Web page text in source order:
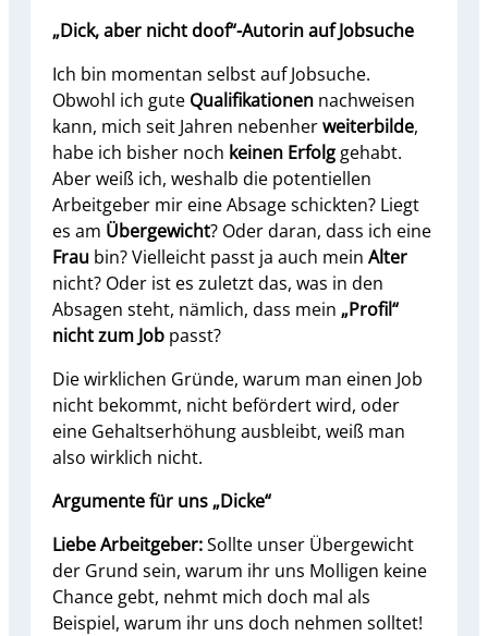
„Dick, aber nicht doof“-Autorin auf Jobsuche
Ich bin momentan selbst auf Jobsuche.
Obwohl ich gute Qualifikationen nachweisen
kann, mich seit Jahren nebenherweiterbilde,
habe ich bisher noch keinen Erfolg gehabt.
Aber weiß ich, weshalb die potentiellen
Arbeitgeber mir eine Absage schickten? Liegt
es am Übergewicht? Oder daran, dass ich eine
Frau bin? Vielleicht passt ja auch mein Alter
nicht? Oder ist es zuletzt das, was in den
Absagen steht, nämlich, dass mein „Profil“
nicht zum Job passt?
Die wirklichen Gründe, warum man einen Job
nicht bekommt, nicht befördert wird, oder
eine Gehaltserhöhung ausbleibt, weiß man
also wirklich nicht.
Argumente für uns „Dicke“
Liebe Arbeitgeber:Sollte unser Übergewicht
der Grund sein, warum ihr uns Molligen keine
Chance gebt, nehmt mich doch mal als
Beispiel, warum ihr uns doch nehmen solltet!